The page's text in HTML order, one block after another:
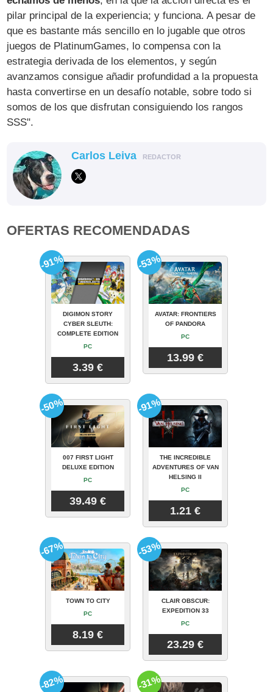
pilar principal de la experiencia; y funciona. A pesar de
que es bastante más sencillo en lo jugable que otros
juegos de PlatinumGames, lo compensa con la
estrategia derivada de los elementos, y según
avanzamos consigue añadir profundidad a la propuesta
hasta convertirse en un desafío notable, sobre todo si
somos de los que disfrutan consiguiendo los rangos
SSS".
Carlos Leiva REDACTOR
OFERTAS RECOMENDADAS
DIGIMON STORY
CYBER SLEUTH:
COMPLETE EDITION
PC
3.39 €
-91%
AVATAR: FRONTIERS
OF PANDORA
PC
13.99 €
-53%
007 FIRST LIGHT
DELUXE EDITION
PC
39.49 €
-50%
THE INCREDIBLE
ADVENTURES OF VAN
HELSING II
PC
1.21 €
-91%
TOWN TO CITY
PC
8.19 €
-67%
CLAIR OBSCUR:
EXPEDITION 33
PC
23.29 €
-53%
-82% -31%